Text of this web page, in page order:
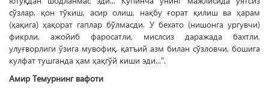
сўзлар, қон тўкиш, асир олиш, нақбу ғорат қилиш ва ҳарам
(ҳақига) ҳақорат гаплар бўлмасди. У бехато (нишонга ургувчи)
фикрли, ажойиб фаросатли, мислсиз даражада бахтли,
улуғворлиги ўзига мувофиқ, қатъий азм билан сўзловчи, бошига
кулфат тушганда ҳам ҳақгўй киши эди...".
Амир Темурнинг вафоти